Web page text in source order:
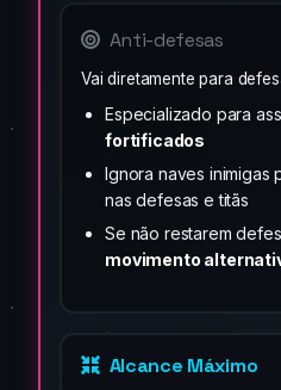
Anti-defesas
Vai diretamente para
Especializado para
fortificados
Ignora naves inimigas
nas defesas e titãs
Se não restarem
movimento
Alcance Máximo